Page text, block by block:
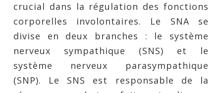
crucial dans la régulation des fonctions
corporelles involontaires. Le SNA se
divise en deux branches : le système
nerveux sympathique (SNS) et le
système nerveux parasympathique
(SNP). Le SNS est responsable de la